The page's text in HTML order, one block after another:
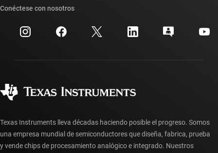
Relaciones con los inversionistas
Fabricación
Búsqueda de referencias cruzadas
Centro de atención al cliente
Preguntas frecuentes sobre la cuenta myTI
Preguntas frecuentes sobre pedidos
Conéctese con nosotros
Texas Instruments lleva décadas haciendo posible el progreso. Somos
una empresa mundial de semiconductores que diseña, fabrica, prueba
y vende chips de procesamiento analógico e integrado. Nuestros